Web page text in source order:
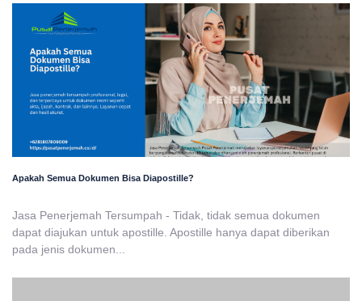
Apakah Semua Dokumen Bisa Diapostille?
Jasa Penerjemah Tersumpah - Tidak, tidak semua dokumen
dapat diajukan untuk apostille. Apostille hanya dapat diberikan
pada jenis dokumen...